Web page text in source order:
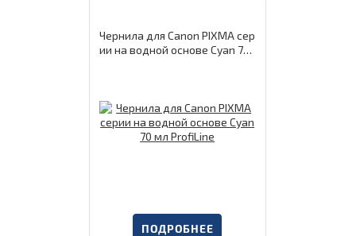
Чернила для Canon PIXMA сер
ии на водной основе Cyan 70
ПОДРОБНЕЕ